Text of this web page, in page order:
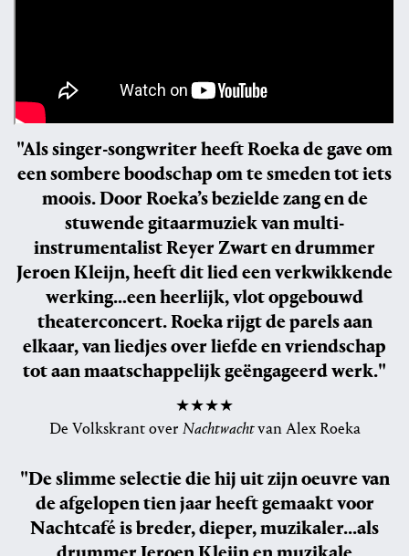
"Als singer-songwriter heeft Roeka de gave om
een sombere boodschap om te smeden tot iets
moois. Door Roeka’s bezielde zang en de
stuwende gitaarmuziek van multi-
instrumentalist Reyer Zwart en drummer
Jeroen Kleijn, heeft dit lied een verkwikkende
werking…een heerlijk, vlot opgebouwd
theaterconcert. Roeka rijgt de parels aan
elkaar, van liedjes over liefde en vriendschap
tot aan maatschappelijk geëngageerd werk."
★★★★
De Volkskrant over Nachtwachtvan Alex Roeka
"De slimme selectie die hij uit zijn oeuvre van
de afgelopen tien jaar heeft gemaakt voor
Nachtcafé is breder, dieper, muzikaler...als